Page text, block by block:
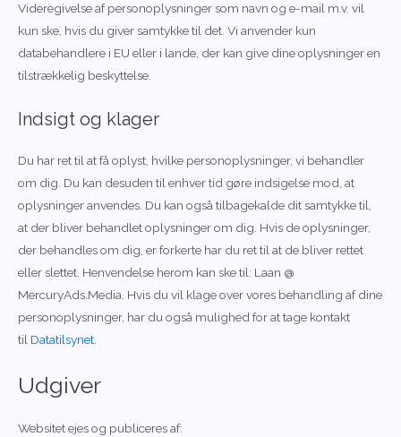
Videregivelse af personoplysninger som navn og e-mail m.v. vil
kun ske, hvis du giver samtykke til det. Vi anvender kun
databehandlere i EU eller i lande, der kan give dine oplysninger en
tilstrækkelig beskyttelse.
Indsigt og klager
Du har ret til at få oplyst, hvilke personoplysninger, vi behandler
om dig. Du kan desuden til enhver tid gøre indsigelse mod, at
oplysninger anvendes. Du kan også tilbagekalde dit samtykke til,
at der bliver behandlet oplysninger om dig. Hvis de oplysninger,
der behandles om dig, er forkerte har du ret til at de bliver rettet
eller slettet. Henvendelse herom kan ske til: Laan @
MercuryAds.Media. Hvis du vil klage over vores behandling af dine
personoplysninger, har du også mulighed for at tage kontakt
til Datatilsynet.
Udgiver
Websitet ejes og publiceres af: